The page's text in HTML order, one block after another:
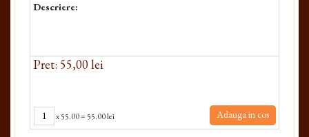
Descriere:
Pret: 55,00 lei
x55.00= 55.00 lei Adauga in cos